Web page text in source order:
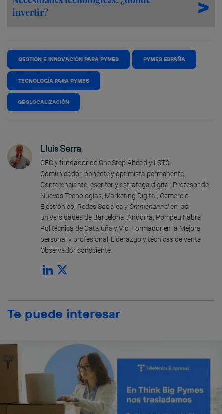
invertir?
GESTIÓN E INNOVACIÓN PARA PYMES PYMES ESPAÑA
TECNOLOGÍA PARA PYMES
GEOLOCALIZACIÓN
Lluis Serra
CEO y fundador de One Step Ahead y LSTG.
Comunicador, ponente y optimista permanente.
Conferenciante, escritor y estratega digital. Profesor de
Nuevas Tecnologías, Marketing Digital, Comercio
Electrónico, Redes Sociales y Omnichannelen las
universidades de Barcelona, Andorra, Pompeu Fabra,
Politécnica de Cataluña y Vic. Formador en la Mejora
personal y profesional, Liderazgo y técnicas de venta.
Observador consciente.
Te puede interesar